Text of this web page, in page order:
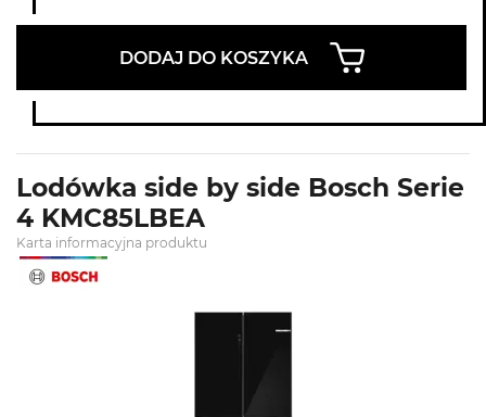
DODAJ DO KOSZYKA
Lodówka side by side Bosch Serie
4 KMC85LBEA
Karta informacyjna produktu